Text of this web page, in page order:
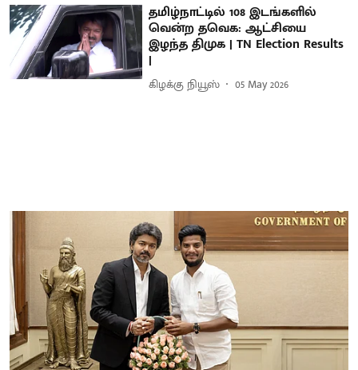
தமிழ்நாட்டில் 108 இடங்களில்
வென்ற தவெக: ஆட்சியை
இழந்த திமுக | TN Election Results
|
கிழக்கு நியூஸ் 05 May 2026